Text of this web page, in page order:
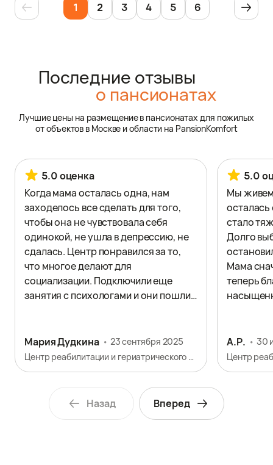
1 2 3 4 5 6
Последние отзывы
о пансионатах
Лучшие цены на размещение в пансионатах для пожилых
от объектов в Москве и области на PansionKomfort
5.0 оценка
Когда мама осталась одна, нам
заходелось все сделать для того,
чтобы она не чувствовала себя
одинокой, не ушла в депрессию, не
сдалась. Центр понравился за то,
что многое делают для
социализации. Подключили еще
занятия с психологами и они пошли
Мария Дудкина
23 сентября 2025
Центр реабилитации и гериатрического ухода «Сениор Групп»
5.0
Мы живем
осталась
стало
Долго
Мама
теперь
как в
А.Р.
30
Центр
Назад Вперед